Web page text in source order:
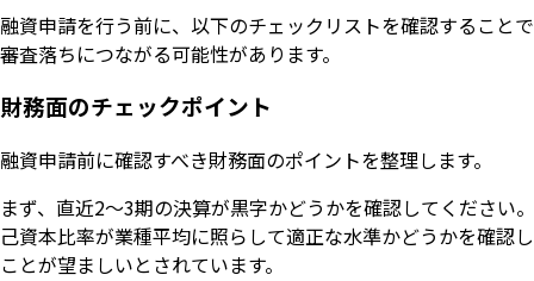
融資申請を行う前に、以下のチェックリストを確認すること
審査落ちにつながる可能性があります。
財務面のチェックポイント
融資申請前に確認すべき財務面のポイントを整理します。
まず、直近2〜3期の決算が黒字かどうかを確認してくださ
己資本比率が業種平均に照らして適正な水準かどうかを確認
ことが望ましいとされています。